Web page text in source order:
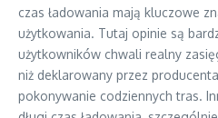
czas ładowania mają kluczowe
użytkowania. Tutaj opinie są
użytkowników chwali realny
niż deklarowany przez
pokonywanie codziennych tras.